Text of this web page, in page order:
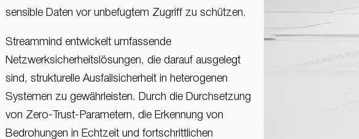
sensible Daten vor unbefugtem Zugriff zu schützen.
Streammind entwickelt umfassende
Netzwerksicherheitslösungen, die darauf ausgelegt
sind, strukturelle Ausfallsicherheit in heterogenen
Systemen zu gewährleisten. Durch die Durchsetzung
von Zero-Trust-Parametern, die Erkennung von
Bedrohungen in Echtzeit und fortschrittlichen